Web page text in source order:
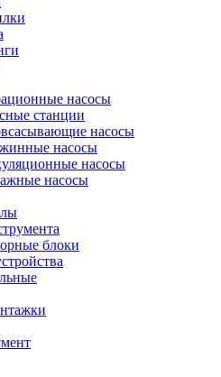
насосы
станции
насосы
насосы
насосы
насосы
блоки